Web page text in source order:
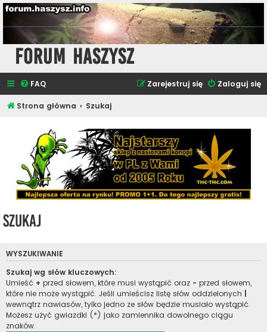
Forum Haszysz
FAQ Zaloguj się
Zarejestruj się
Strona główna Szukaj
Szukaj
WYSZUKIWANIE
Szukaj wg słów kluczowych:
Umieść + przed słowem, które musi wystąpić oraz - przed słowem,
które nie może wystąpić. Jeśli umieścisz listę słów oddzielonych
wewnątrz nawiasów, tylko jedno ze słów będzie musiało wystąpić.
Możesz użyć gwiazdki (*) jako zamiennika dowolnego ciągu
znaków.